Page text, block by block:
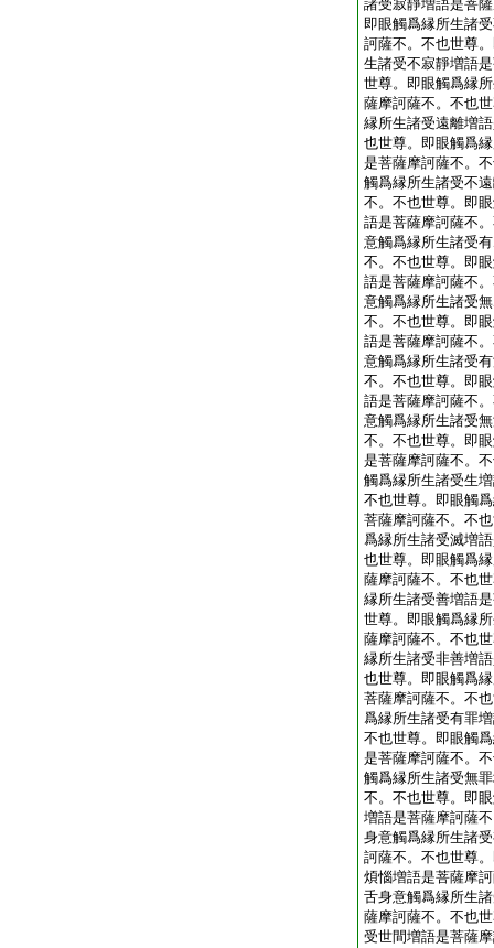
諸受寂靜増語是菩
即眼觸爲縁所生諸
訶薩不。不也世尊
生諸受不寂靜増語
世尊。即眼觸爲縁
薩摩訶薩不。不也
縁所生諸受遠離増
也世尊。即眼觸爲
是菩薩摩訶薩不。
觸爲縁所生諸受不
不。不也世尊。即
語是菩薩摩訶薩不
意觸爲縁所生諸受
不。不也世尊。即
語是菩薩摩訶薩不
意觸爲縁所生諸受
不。不也世尊。即
語是菩薩摩訶薩不
意觸爲縁所生諸受
不。不也世尊。即
語是菩薩摩訶薩不
意觸爲縁所生諸受
不。不也世尊。即
是菩薩摩訶薩不。
觸爲縁所生諸受生
不也世尊。即眼觸
菩薩摩訶薩不。不
爲縁所生諸受滅増
也世尊。即眼觸爲
薩摩訶薩不。不也
縁所生諸受善増語
世尊。即眼觸爲縁
薩摩訶薩不。不也
縁所生諸受非善増
也世尊。即眼觸爲
菩薩摩訶薩不。不
爲縁所生諸受有罪
不也世尊。即眼觸
是菩薩摩訶薩不。
觸爲縁所生諸受無
不。不也世尊。即
増語是菩薩摩訶薩
身意觸爲縁所生諸
訶薩不。不也世尊
煩惱増語是菩薩摩
舌身意觸爲縁所生
薩摩訶薩不。不也
受世間増語是菩薩